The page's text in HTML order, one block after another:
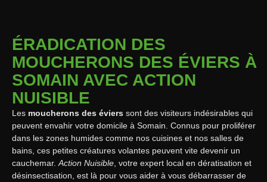
ÉRADICATION DES
MOUCHERONS DES ÉVIERS À
SOMAIN AVEC ACTION
NUISIBLE
Les moucherons des éviers sont des visiteurs indésirables qui
peuvent envahir votre domicile à Somain. Connus pour proliférer
dans les zones humides comme nos cuisines et nos salles de
bains, ces petites créatures volantes peuvent vite devenir un
cauchemar. Action Nuisible , votre expert local en dératisation et
désinsectisation, est là pour vous aider à vous débarrasser de